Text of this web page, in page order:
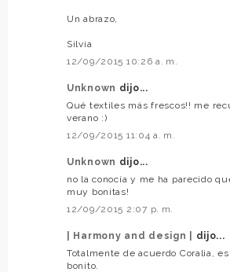
Un abrazo,
Silvia
12/09/2015 10:26 a. m.
Unknown dijo...
Qué textiles más frescos!! me
verano :)
12/09/2015 11:04 a. m.
Unknown dijo...
no la conocía y me ha parecido
muy bonitas!
12/09/2015 2:07 p. m.
| Harmony and design |
dijo...
Totalmente de acuerdo Coralia,
bonito.